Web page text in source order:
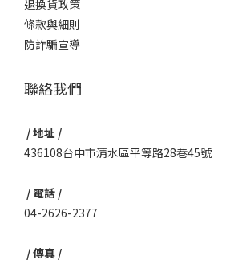
退換貨政策
條款與細則
防詐騙宣導
聯絡我們
/ 地址 /
436108台中市清水區平等路28巷45號
/ 電話 /
04-2626-2377
/ 傳真 /